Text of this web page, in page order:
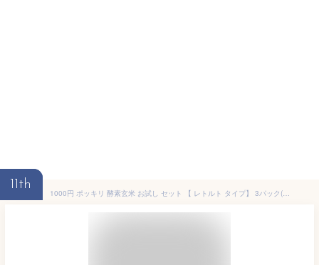
11th
1000円 ポッキリ 酵素玄米 お試し セット 【 レトルト タイプ】 3パック(熟成3日) ×125g 酵素 玄米 新潟産 コシヒカリ エコ包装 腸活 モチモチ食感のおいしい 玄米ご飯 レンジで手軽においしく 玄米生活 おひとり様1セットまで